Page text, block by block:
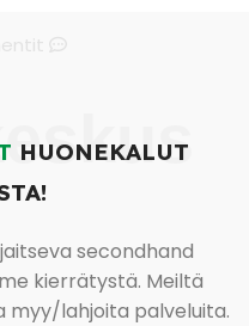
HUONEKALUT
secondhand
kierrätystä. Meiltä
myy/lahjoita palveluita.